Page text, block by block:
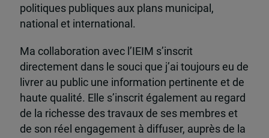
politiques publiques aux plans municipal,
national et international.
Ma collaboration avec l’IEIM s’inscrit
directement dans le souci que j’ai toujours eu de
livrer au public une information pertinente et de
haute qualité. Elle s’inscrit également au regard
de la richesse des travaux de ses membres et
de son réel engagement à diffuser, auprès de la